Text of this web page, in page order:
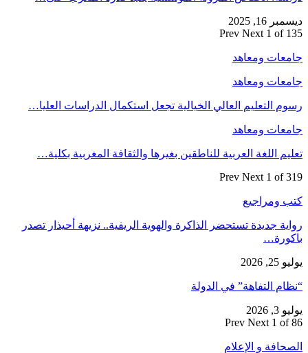
ديسمبر 16, 2025
Prev Next 1 of 135
جامعات ومعاهد
جامعات ومعاهد
رسوم التعليم العالي الخيالية تجعل استكمال الدراسات العليا…
جامعات ومعاهد
تعليم اللغة العربية للناطقين بغيرها والثقافة المغربية بكلية…
Prev Next 1 of 319
كتب ومراجيع
رواية جديدة تستحضر الذاكرة والهوية الريفية.. نزيهة أحيذار تصدر
باكورة…
يوليو 25, 2026
“نظام التفاهة” في الدولة
يوليو 3, 2026
Prev Next 1 of 86
الصحافة و الإعلام